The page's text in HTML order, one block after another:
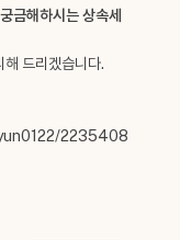
금해하시는 상속세
드리겠습니다.
2235408